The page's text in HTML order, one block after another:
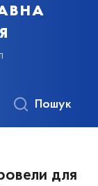
Пошук
для